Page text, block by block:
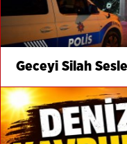
Geceyi Silah